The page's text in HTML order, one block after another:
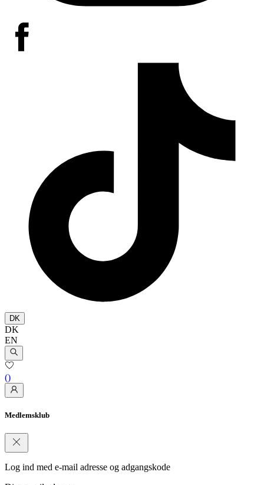
DK
DK
EN
()
Medlemsklub
Log ind med e-mail adresse og adgangskode